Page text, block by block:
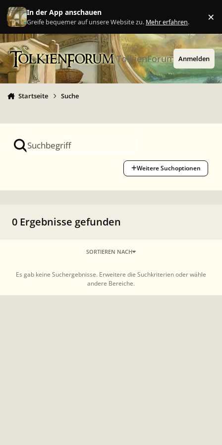
Zu Inhalt springen
In der App anschauen
Greife bequemer auf unsere Website zu. Mehr erfahren. ×
TolkienForum Anmelden
Startseite Suche
Weitere Suchoptionen
0 Ergebnisse gefunden
SORTIEREN NACH
Es gab keine Suchergebnisse. Erweitere die Suchkriterien oder wähle
andere Bereiche.